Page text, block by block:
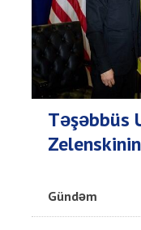
Təşəbbüs
Gündəm